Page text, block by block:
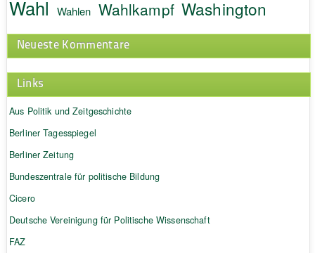
Wahl Wahlen Wahlkampf Washington
Neueste Kommentare
Links
Aus Politik und Zeitgeschichte
Berliner Tagesspiegel
Berliner Zeitung
Bundeszentrale für politische Bildung
Cicero
Deutsche Vereinigung für Politische Wissenschaft
FAZ